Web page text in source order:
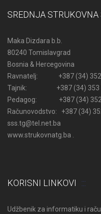
SREDNJA
Maka Dizdara b.b.
80240 Tomislavgrad
Bosnia & Hercegovina
Ravnatelj: +387 (34) 352
Tajnik: +387 (34) 353
Pedagog: +387 (34) 352
Računovodstvo: +387 (34)
sss.tg@tel.net.ba
www.strukovnatg.ba .
KORISNI LINKOVI
Udžbenik za informatiku i